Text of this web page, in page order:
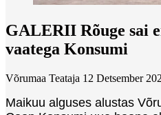
GALERII Rõuge sai
vaatega Konsumi
Võrumaa Teataja 12 Detsember
Maikuu alguses alustas